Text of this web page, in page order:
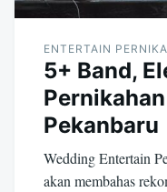
ENTERTAIN
5+ Band,
Pekanbaru
Wedding Entertain
akan membahas